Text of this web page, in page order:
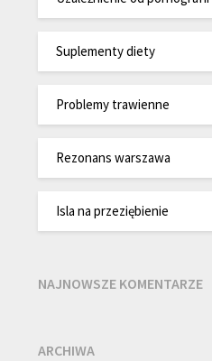
Suplementy diety
Problemy trawienne
Rezonans warszawa
Isla na przeziębienie
NAJNOWSZE KOMENTARZE
ARCHIWA